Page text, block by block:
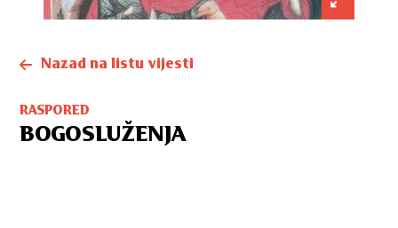
Nazad na listu vijesti
RASPORED
BOGOSLUŽENJA